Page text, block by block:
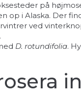
på
op i Alaska. Der
ved
.
D. rotundifolia.